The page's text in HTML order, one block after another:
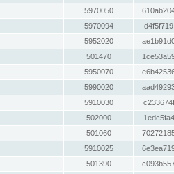
5970050
5970094
5952020
501470
5950070
5990020
5910030
502000
501060
5910025
501390